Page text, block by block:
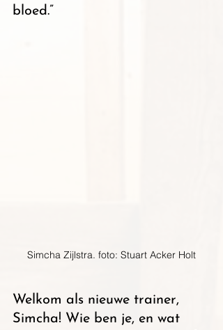
bloed.”
Simcha Zijlstra. foto: Stuart Acker Holt
Welkom als nieuwe trainer,
Simcha! Wie ben je, en wat